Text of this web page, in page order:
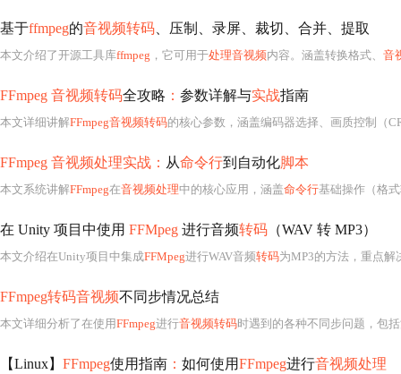
基于ffmpeg的音视频转码 、压制、录屏、裁切、合并、提取
本文介绍了开源工具库ffmpeg ，它可用于处理音视频内容。涵盖转换格式、 音
FFmpeg 音视频转码全攻略 ： 参数详解与实战指南
本文详细讲解FFmpeg音视频转码的核心参数，涵盖编码器选择、画质控制（CRF/CBR）、分辨率、帧率、音频比特率、声道
FFmpeg 音视频处理实战： 从命令行到自动化脚本
本文系统讲解FFmpeg在音视频处理中的核心应用，涵盖命令行基础操作（格
在 Unity 项目中使用 FFMpeg 进行音频转码 （WAV 转 MP3）
本文介绍在Unity项目中集成FFMpeg进行WAV音频转码为MP3的方法，重点解决WebGL平台包
FFmpeg转码音视频不同步情况总结
本文详细分析了在使用FFmpeg进行音视频转码时遇到的各种不同步问题，包括源本身的问题、时间戳异常、数据丢失、时间戳
【Linux】 FFmpeg使用指南 ： 如何使用FFmpeg进行音视频处理